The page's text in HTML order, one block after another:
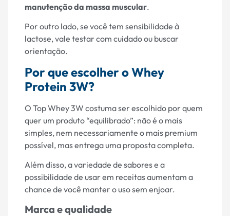
manutenção da massa muscular.
Por outro lado, se você tem sensibilidade à
lactose, vale testar com cuidado ou buscar
orientação.
Por que escolher o Whey
Protein 3W?
O Top Whey 3W costuma ser escolhido por quem
quer um produto “equilibrado”: não é o mais
simples, nem necessariamente o mais premium
possível, mas entrega uma proposta completa.
Além disso, a variedade de sabores e a
possibilidade de usar em receitas aumentam a
chance de você manter o uso sem enjoar.
Marca e qualidade